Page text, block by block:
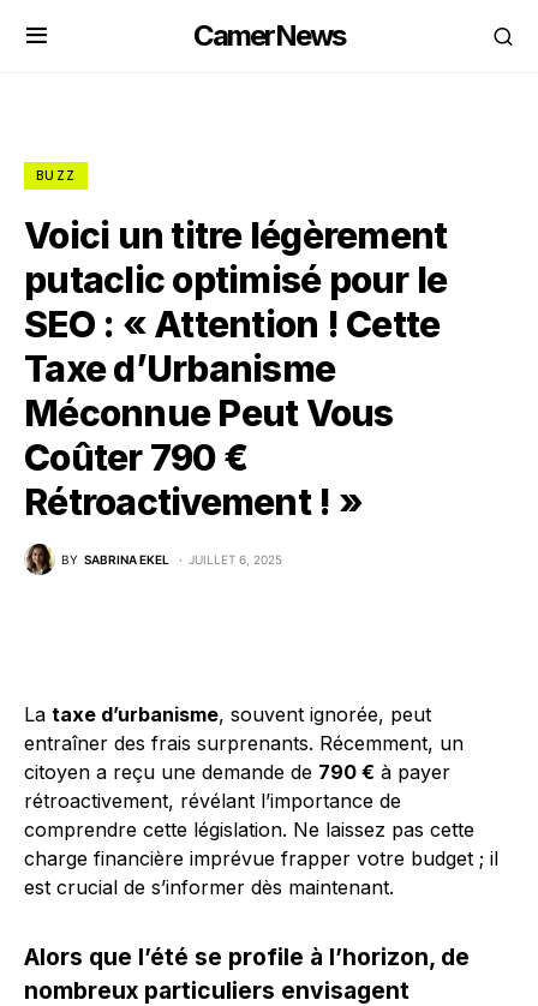
CamerNews
BUZZ
Voici un titre légèrement
putaclic optimisé pour le
SEO : « Attention ! Cette
Taxe d’Urbanisme
Méconnue Peut Vous
Coûter 790 €
Rétroactivement ! »
BY SABRINA EKEL JUILLET 6, 2025
La taxe d’urbanisme, souvent ignorée, peut
entraîner des frais surprenants. Récemment, un
citoyen a reçu une demande de 790 € à payer
rétroactivement, révélant l’importance de
comprendre cette législation. Ne laissez pas cette
charge financière imprévue frapper votre budget ; il
est crucial de s’informer dès maintenant.
Alors que l’été se profile à l’horizon, de
nombreux particuliers envisagent